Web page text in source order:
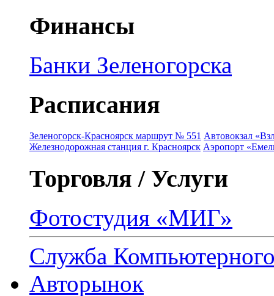
Финансы
Банки Зеленогорска
Расписания
Зеленогорск-Красноярск маршрут № 551 Автовокзал
Железнодорожная станция г. Красноярск Аэропорт
Торговля / Услуги
Фотостудия «МИГ»
Служба
Авторынок